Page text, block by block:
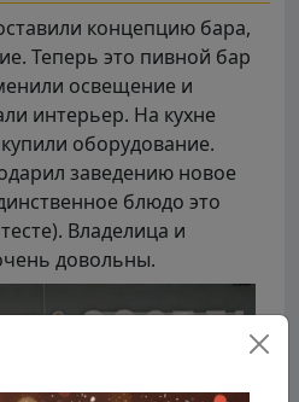
концепцию бара,
Теперь это пивной бар
освещение и
интерьер. На кухне
оборудование.
заведению новое
блюдо это
Владелица и
довольны.